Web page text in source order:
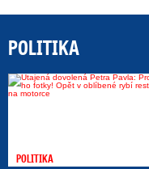
POLITIKA
POLITIKA